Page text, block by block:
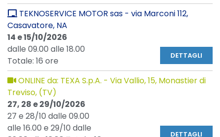
TEKNOSERVICE MOTOR sas - via Marconi 112,
Casavatore, NA
14 e 15/10/2026
dalle 09.00 alle 18.00
Totale: 16 ore
DETTAGLI
ONLINE da: TEXA S.p.A. - Via Vallio, 15, Monastier di
Treviso, (TV)
27, 28 e 29/10/2026
27 e 28/10 dalle 09.00
alle 16.00 e 29/10 dalle
DETTAGLI